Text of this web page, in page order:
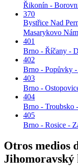
Řikonín -
370
Bystřice Nad
Masarykovo
401
Brno - Říčany -
402
Brno - Popůvky
403
Brno -
404
Brno - Troubsko
405
Brno - Rosice -
Otros medios